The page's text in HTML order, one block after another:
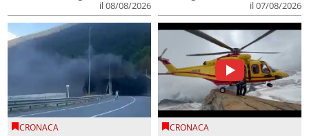
il 08/08/2026
il 07/08/2026
CRONACA CRONACA